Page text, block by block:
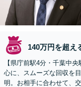
140万円を超え
【県庁前駅4分・千葉中
心に、スムーズな回収を
明。お相手に合わせて、